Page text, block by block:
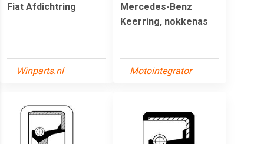
Fiat Afdichtring
Winparts.nl
Mercedes-Benz
Keerring, nokkenas
Motointegrator